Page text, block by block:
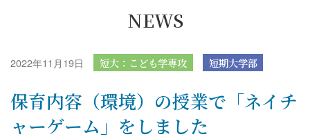
NEWS
2022年11月19日 短大：こども学専攻 短期大学部
保育内容（環境）の授業で「ネイチ
ャーゲーム」をしました